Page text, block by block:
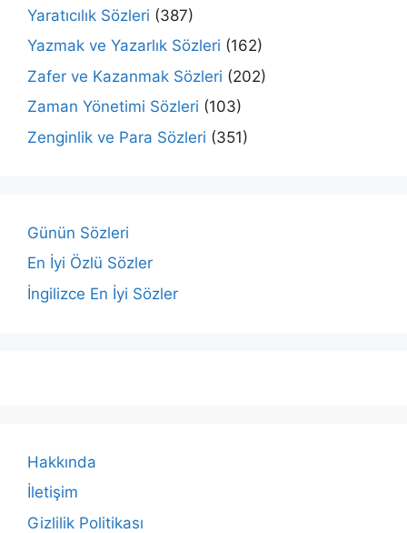
Yaratıcılık Sözleri (387)
Yazmak ve Yazarlık Sözleri (162)
Zafer ve Kazanmak Sözleri (202)
Zaman Yönetimi Sözleri (103)
Zenginlik ve Para Sözleri (351)
Günün Sözleri
En İyi Özlü Sözler
İngilizce En İyi Sözler
Hakkında
İletişim
Gizlilik Politikası